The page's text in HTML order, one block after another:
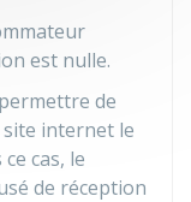
est nulle.
de
internet le
cas, le
de réception